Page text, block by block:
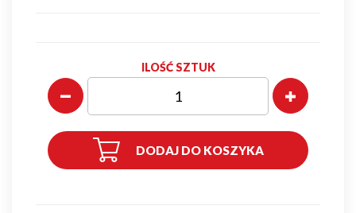
ILOŚĆ SZTUK
DODAJ DO KOSZYKA